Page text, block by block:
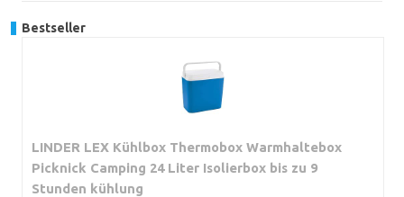
Bestseller
LINDER LEX Kühlbox Thermobox Warmhaltebox
Picknick Camping 24 Liter Isolierbox bis zu 9
Stunden kühlung